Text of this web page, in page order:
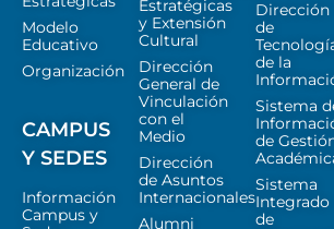
Modelo
Educativo
Organización
CAMPUS
Y SEDES
Información
Campus y
Estratégicas
y Extensión
Cultural
Dirección
General de
Vinculación
con el
Medio
Dirección
de Asuntos
Internacionales
Alumni
Dirección
de
de la
Sistema
de
Sistema
Integrado
de